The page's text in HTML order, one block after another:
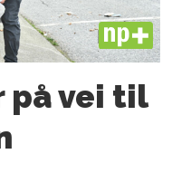
PLUS
på vei til